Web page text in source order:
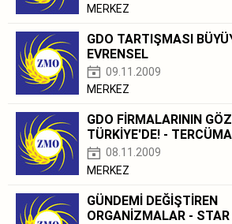
MERKEZ
GDO TARTIŞMASI
EVRENSEL
09.11.2009
MERKEZ
GDO FİRMALARININ
TÜRKİYE'DE! -
08.11.2009
MERKEZ
GÜNDEMİ DEĞİŞTİREN
ORGANİZMALAR - STAR